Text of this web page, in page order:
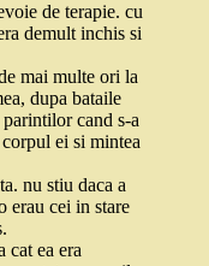
de terapie. cu
demult inchis si
mai multe ori la
dupa bataile
cand s-a
ei si mintea
nu stiu daca a
erau cei in stare
cat ea era